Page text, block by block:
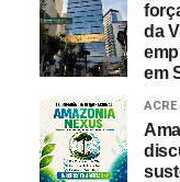
da
em
ACRE